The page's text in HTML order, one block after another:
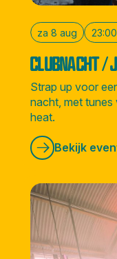
za 8 aug
CLUBNACHT /
Strap up voor
nacht, met tunes
heat.
Bekijk